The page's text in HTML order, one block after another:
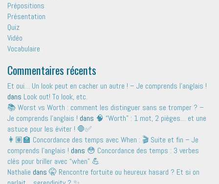
Prépositions
Présentation
Quiz
Vidéo
Vocabulaire
Commentaires récents
Et oui… Un look peut en cacher un autre ! – Je comprends l'anglais !
dans Look out! To look, etc.
📚 Worst vs Worth : comment les distinguer sans se tromper ? –
Je comprends l'anglais ! dans 🧠 “Worth” : 1 mot, 2 pièges… et une
astuce pour les éviter ! 🛑✅
👩🏽‍🏫 Concordance des temps avec When : 🎬 Suite et fin – Je
comprends l'anglais ! dans 😳 Concordance des temps : 3 verbes
clés pour briller avec “when” 💪
Nathalie dans 🤫 Rencontre fortuite ou heureux hasard ? Et si on